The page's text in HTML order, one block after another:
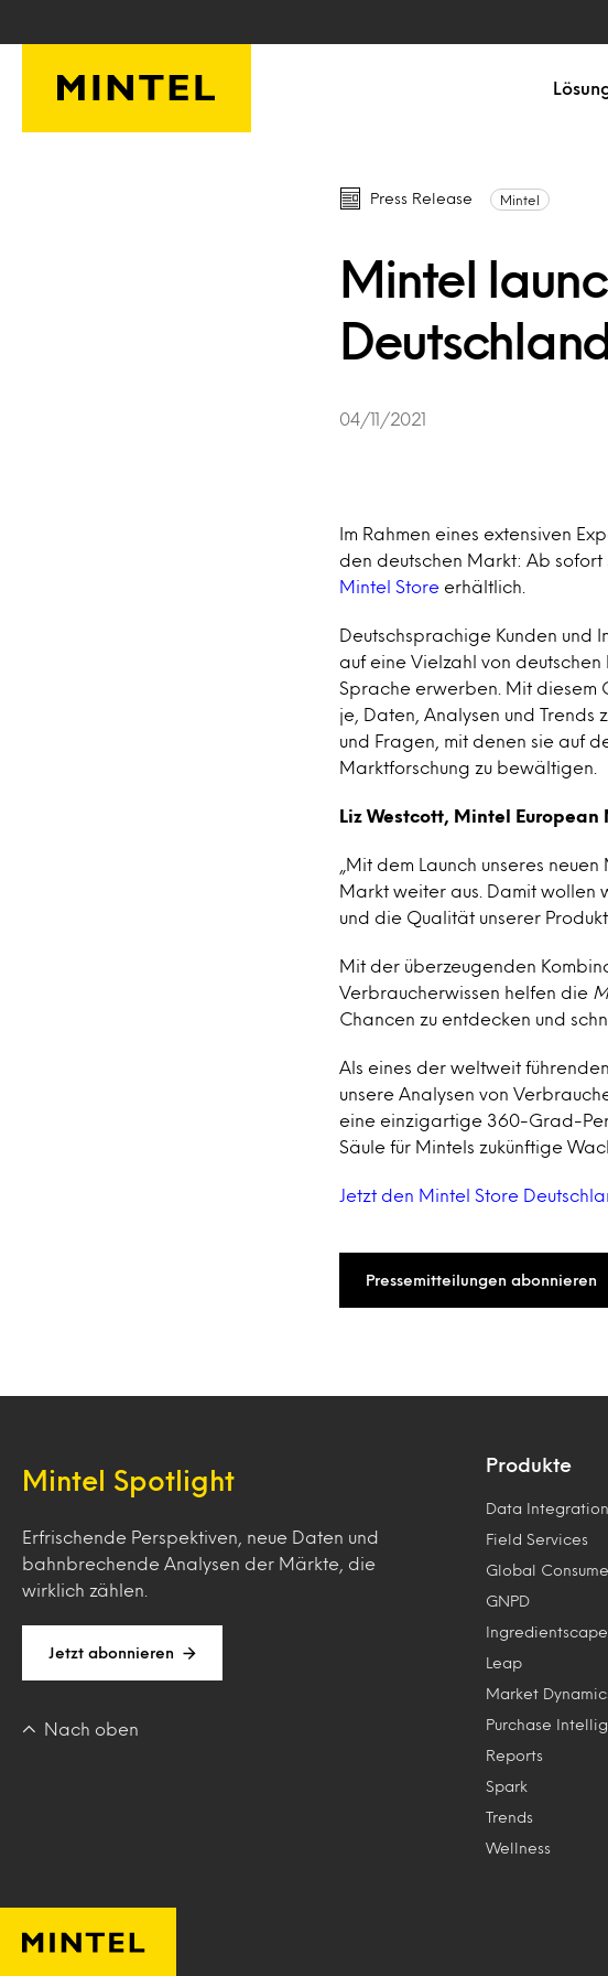
Press Release Mintel
Mintel
Deutschland
04/11/2021
Im Rahmen eines extensiven
den deutschen Markt: Ab sofort
Mintel Store erhältlich.
Deutschsprachige Kunden und
auf eine Vielzahl von
Sprache erwerben. Mit diesem
je, Daten, Analysen und
und Fragen, mit denen sie auf
Marktforschung zu bewältigen.
Liz Westcott, Mintel
„Mit dem Launch unseres
Markt weiter aus. Damit wollen
und die Qualität unserer
Mit der überzeugenden
Verbraucherwissen helfen die
Chancen zu entdecken und
Als eines der weltweit
unsere Analysen von
eine einzigartige 360-Grad-
Säule für Mintels zukünftige
Jetzt den Mintel Store
Pressemitteilungen abonnieren
Mintel Spotlight
Erfrischende Perspektiven, neue Daten und
bahnbrechende Analysen der Märkte, die
wirklich zählen.
Jetzt abonnieren
Nach oben
Produkte
Data Integration
Field Services
Global
GNPD
Ingredientscape
Leap
Market
Purchase
Reports
Spark
Trends
Wellness